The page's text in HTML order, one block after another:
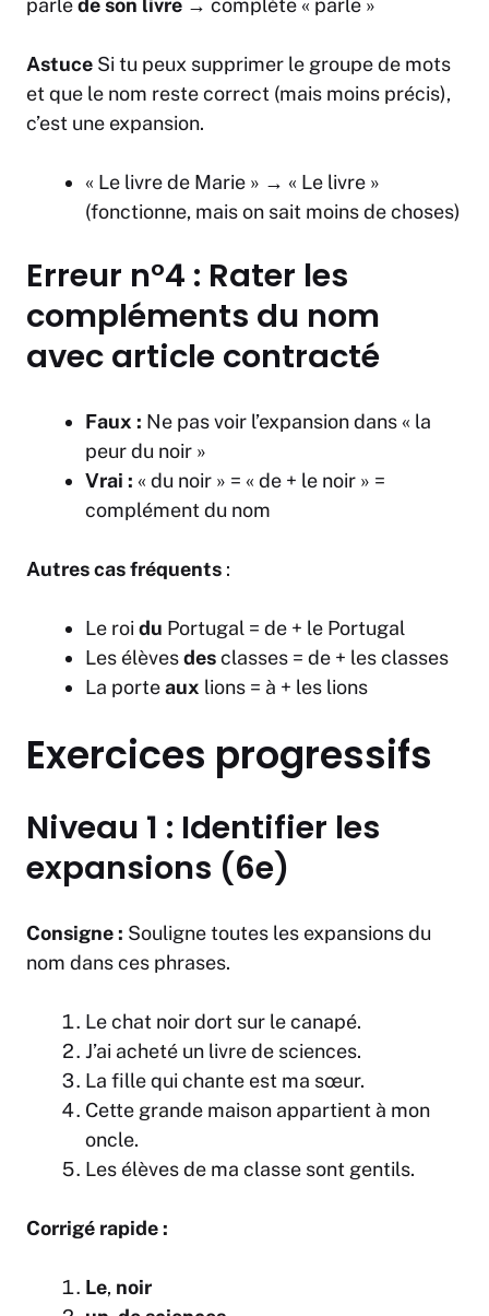
parlede son livre → complète « parle »
Astuce Si tu peux supprimer le groupe de mots
et que le nom reste correct (mais moins précis),
c’est une expansion.
« Le livre de Marie » → « Le livre »
(fonctionne, mais on sait moins de choses)
Erreur n°4 : Rater les
compléments du nom
avec article contracté
Faux : Ne pas voir l’expansion dans « la
peur du noir »
Vrai : « du noir » = « de + le noir » =
complément du nom
Autres cas fréquents :
Le roi du Portugal = de + le Portugal
Les élèvesdesclasses = de + les classes
La porteaux lions = à + les lions
Exercices progressifs
Niveau 1 : Identifier les
expansions (6e)
Consigne : Souligne toutes les expansions du
nom dans ces phrases.
Le chat noir dort sur le canapé.
J’ai acheté un livre de sciences.
La fille qui chante est ma sœur.
Cette grande maison appartient à mon
oncle.
Les élèves de ma classe sont gentils.
Corrigé rapide :
Le, noir